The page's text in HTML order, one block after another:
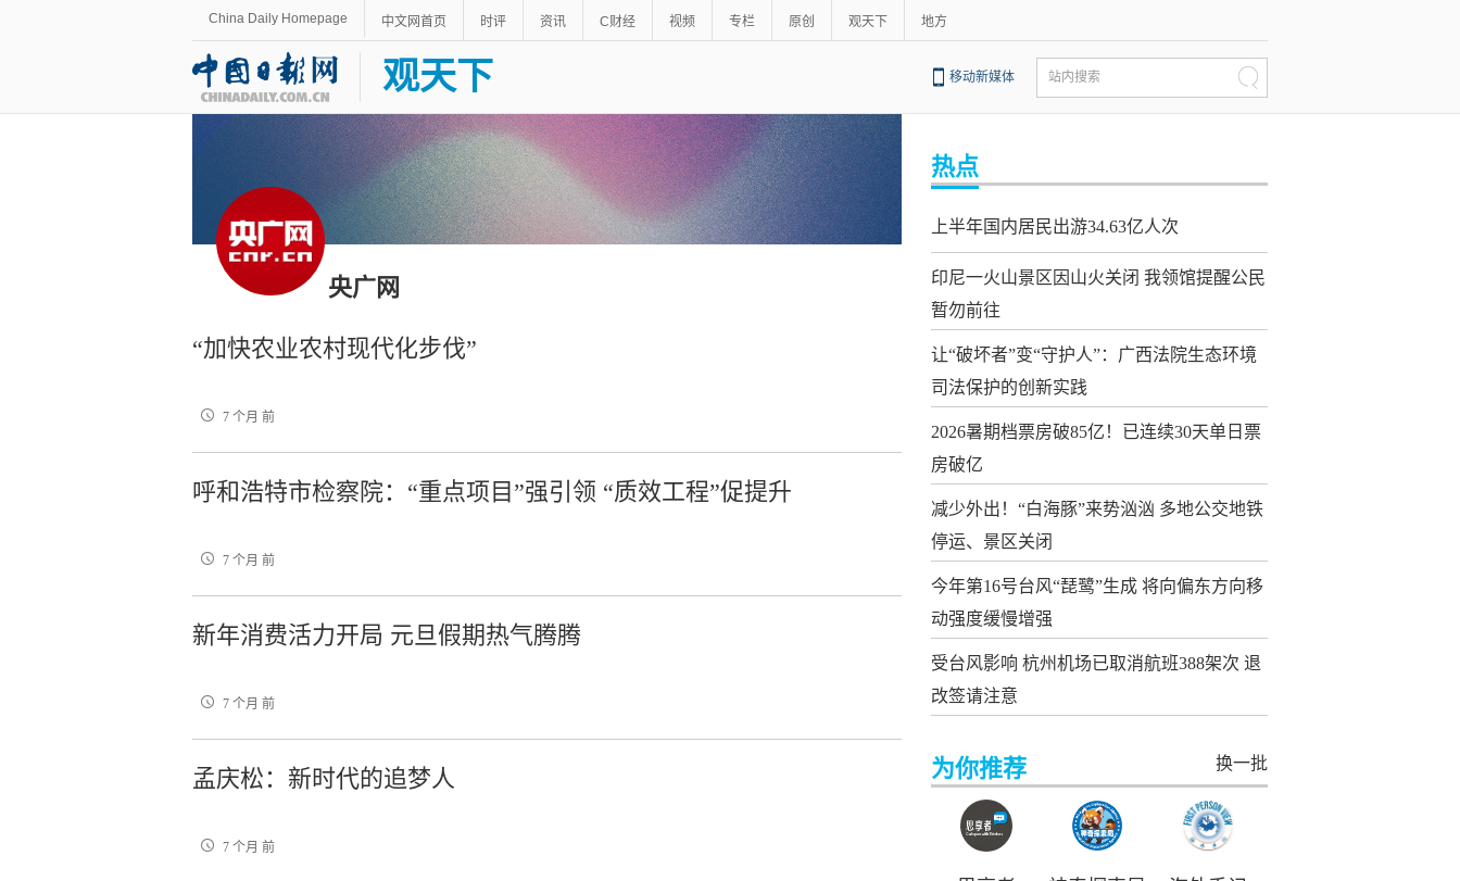
China Daily Homepage 中文网首页 时评 资讯 C财经 视频 专栏 原创 观天下 地方
观天下 移动新媒体 站内搜索
央广网
“加快农业农村现代化步伐”
7 个月 前
呼和浩特市检察院：“重点项目”强引领 “质效工程”促提升
7 个月 前
新年消费活力开局 元旦假期热气腾腾
7 个月 前
孟庆松：新时代的追梦人
7 个月 前
热点
上半年国内居民出游34.63亿人次
印尼一火山景区因山火关闭 我领馆提醒公民
暂勿前往
让“破坏者”变“守护人”：广西法院生态环境
司法保护的创新实践
2026暑期档票房破85亿！已连续30天单日票
房破亿
减少外出！“白海豚”来势汹汹 多地公交地铁
停运、景区关闭
今年第16号台风“琵鹭”生成 将向偏东方向移
动强度缓慢增强
受台风影响 杭州机场已取消航班388架次 退
改签请注意
为你推荐 换一批